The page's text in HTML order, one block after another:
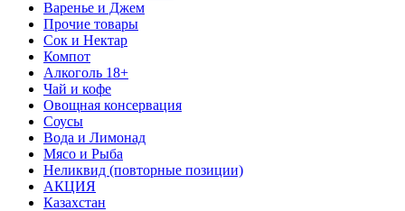
Варенье и Джем
Прочие товары
Сок и Нектар
Компот
Алкоголь 18+
Чай и кофе
Овощная консервация
Соусы
Вода и Лимонад
Мясо и Рыба
Неликвид (повторные позиции)
АКЦИЯ
Казахстан